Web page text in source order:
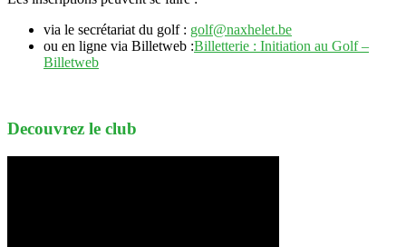
via le secrétariat du golf : golf@naxhelet.be
ou en ligne via Billetweb :Billetterie : Initiation au Golf –
Billetweb
Decouvrez le club